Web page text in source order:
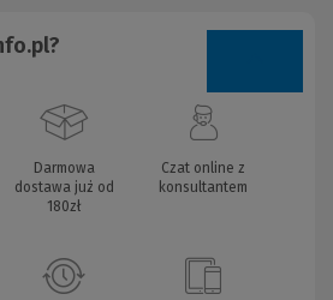
Darmowa
dostawa już od
180zł
Czat online z
konsultantem